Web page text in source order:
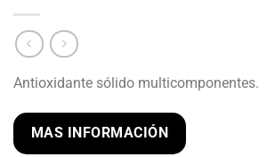
Antioxidante sólido multicomponentes.
MAS INFORMACIÓN